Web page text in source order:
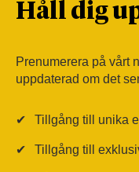
Håll dig
Prenumerera på vårt
uppdaterad om det
✔ Tillgång till unika
✔ Tillgång till